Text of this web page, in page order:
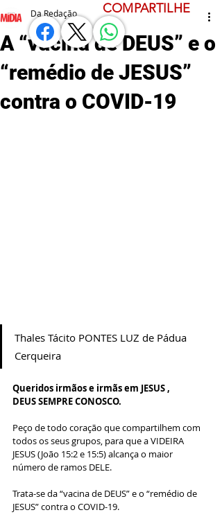
A “vacina de DEUS” e o
“remédio de JESUS”
contra o COVID-19
Da Redação
Thales Tácito PONTES LUZ de Pádua
Cerqueira
Queridos irmãos e irmãs em JESUS ,
DEUS SEMPRE CONOSCO.
Peço de todo coração que compartilhem com
todos os seus grupos, para que a VIDEIRA
JESUS (João 15:2 e 15:5) alcança o maior
número de ramos DELE.
Trata-se da “vacina de DEUS” e o “remédio de
JESUS” contra o COVID-19.
COMPARTILHE